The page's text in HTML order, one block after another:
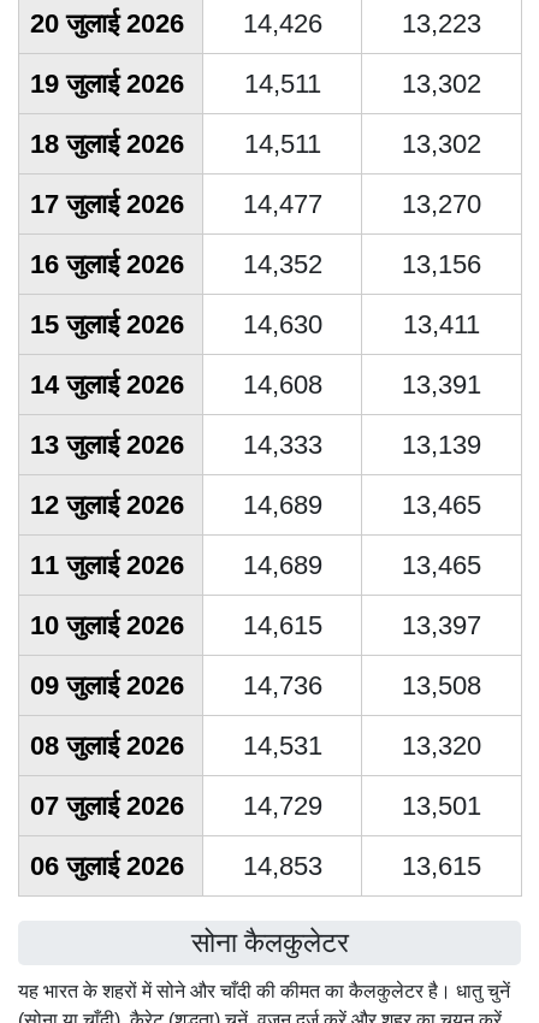
20 जुलाई 2026
14,426
13,223
19 जुलाई 2026
14,511
13,302
18 जुलाई 2026
14,511
13,302
17 जुलाई 2026
14,477
13,270
16 जुलाई 2026
14,352
13,156
15 जुलाई 2026
14,630
13,411
14 जुलाई 2026
14,608
13,391
13 जुलाई 2026
14,333
13,139
12 जुलाई 2026
14,689
13,465
11 जुलाई 2026
14,689
13,465
10 जुलाई 2026
14,615
13,397
09 जुलाई 2026
14,736
13,508
08 जुलाई 2026
14,531
13,320
07 जुलाई 2026
14,729
13,501
06 जुलाई 2026
14,853 13,615
सोना कैलकुलेटर
यह भारत के शहरों में सोने और चाँदी की कीमत का कैलकुलेटर है। धातु चुनें